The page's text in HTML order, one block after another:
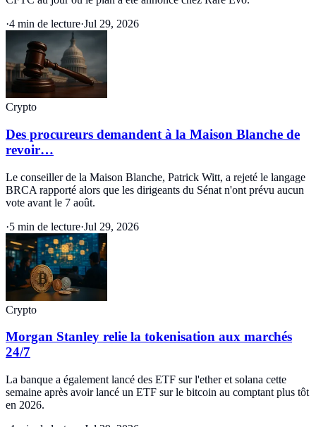
·4 min de lecture·Jul 29, 2026
Crypto
Des procureurs demandent à la Maison Blanche de
revoir…
Le conseiller de la Maison Blanche, Patrick Witt, a rejeté le langage
BRCA rapporté alors que les dirigeants du Sénat n'ont prévu aucun
vote avant le 7 août.
·5 min de lecture·Jul 29, 2026
Crypto
Morgan Stanley relie la tokenisation aux marchés
24/7
La banque a également lancé des ETF sur l'ether et solana cette
semaine après avoir lancé un ETF sur le bitcoin au comptant plus tôt
en 2026.